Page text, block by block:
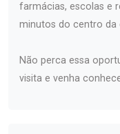
farmácias, escolas e
minutos do centro da
Não perca essa
visita e venha